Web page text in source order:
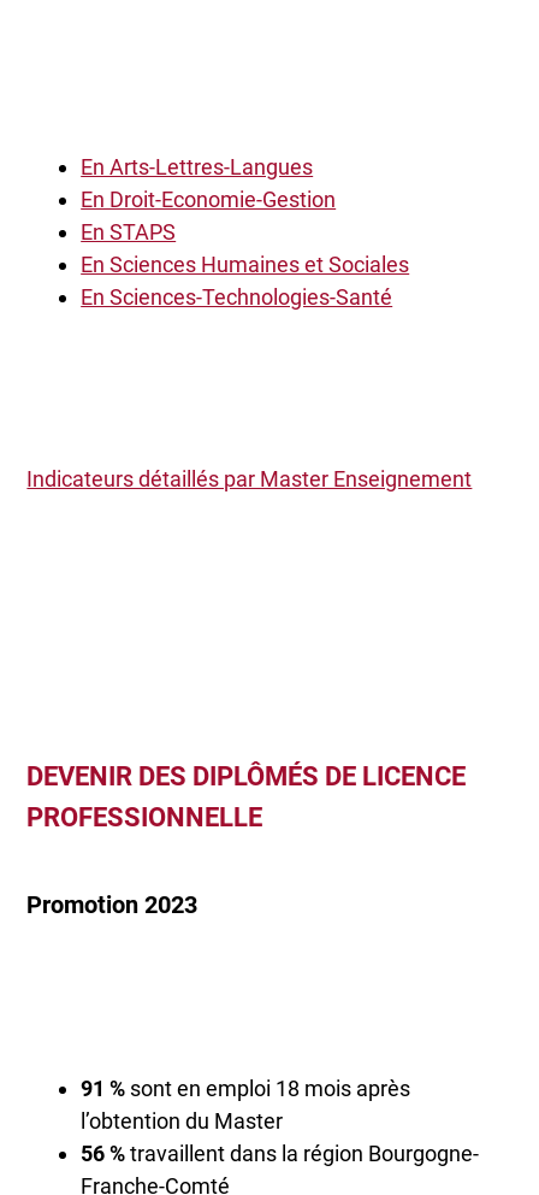
En Arts-Lettres-Langues
En Droit-Economie-Gestion
En STAPS
En Sciences Humaines et Sociales
En Sciences-Technologies-Santé
Indicateurs détaillés par Master Enseignement
DEVENIR DES DIPLÔMÉS DE LICENCE
PROFESSIONNELLE
Promotion 2023
91 % sont en emploi 18 mois après
l’obtention du Master
56 %travaillent dans la région Bourgogne-
Franche-Comté